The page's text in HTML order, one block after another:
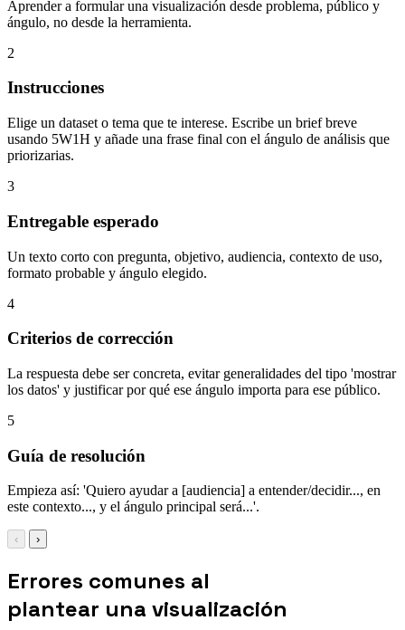
Aprender a formular una visualización desde problema, público y
ángulo, no desde la herramienta.
2
Instrucciones
Elige un dataset o tema que te interese. Escribe un brief breve
usando 5W1H y añade una frase final con el ángulo de análisis que
priorizarias.
3
Entregable esperado
Un texto corto con pregunta, objetivo, audiencia, contexto de uso,
formato probable y ángulo elegido.
4
Criterios de corrección
La respuesta debe ser concreta, evitar generalidades del tipo 'mostrar
los datos' y justificar por qué ese ángulo importa para ese público.
5
Guía de resolución
Empieza así: 'Quiero ayudar a [audiencia] a entender/decidir..., en
este contexto..., y el ángulo principal será...'.
‹ ›
Errores comunes al
plantear una visualización